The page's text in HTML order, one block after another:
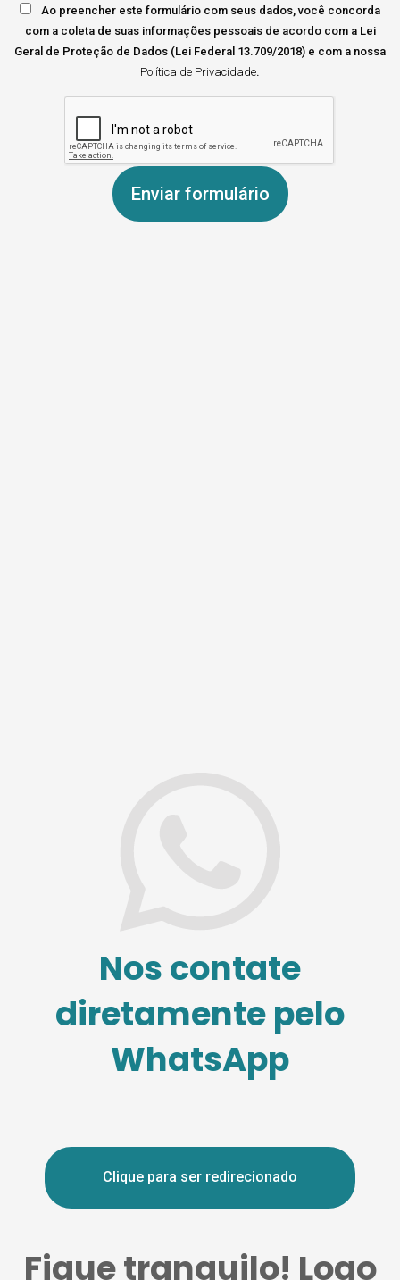
Ao preencher este formulário com seus dados, você concorda
com a coleta de suas informações pessoais de acordo com a Lei
Geral de Proteção de Dados (Lei Federal 13.709/2018) e com a nossa
Política de Privacidade.
Enviar formulário
Nos contate
diretamente pelo
WhatsApp
Clique para ser redirecionado
Fique tranquilo! Logo